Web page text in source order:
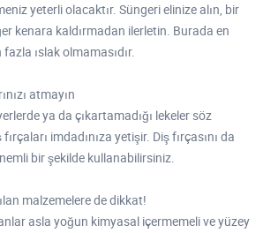
yeterli olacaktır. Süngeri elinize alın, bir
kenara kaldırmadan ilerletin. Burada en
ıslak olmamasıdır.
atmayın
ya da çıkartamadığı lekeler söz
imdadınıza yetişir. Diş fırçasını da
bir şekilde kullanabilirsiniz.
malzemelere de dikkat!
asla yoğun kimyasal içermemeli ve yüzey